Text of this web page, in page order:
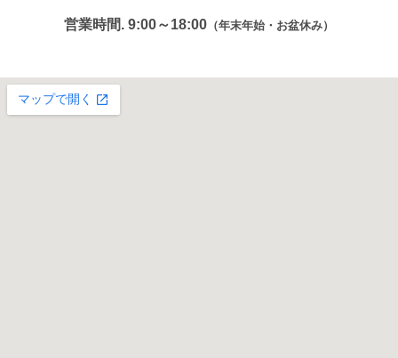
営業時間. 9:00～18:00 （年末年始・お盆休み）